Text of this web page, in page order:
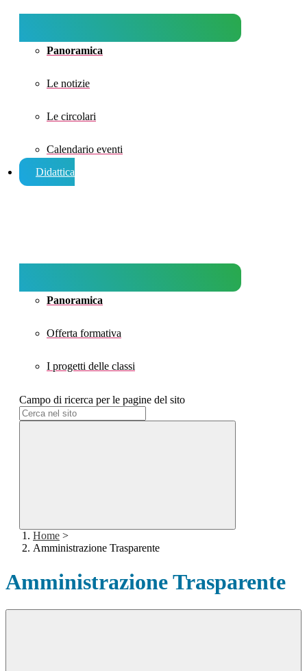
Panoramica
Le notizie
Le circolari
Calendario eventi
Didattica
Panoramica
Offerta formativa
I progetti delle classi
Campo di ricerca per le pagine del sito
Home >
Amministrazione Trasparente
Amministrazione Trasparente